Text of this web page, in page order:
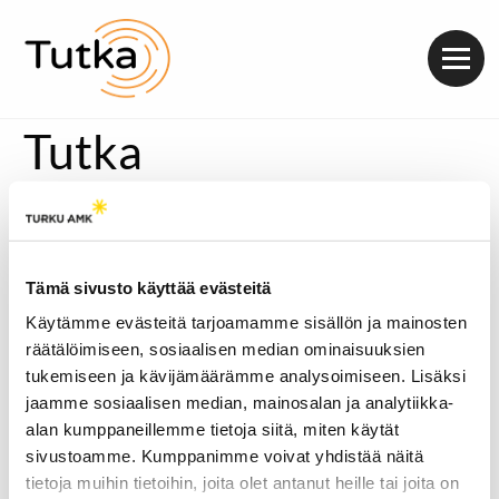
Tämä sivusto käyttää evästeitä
Käytämme evästeitä tarjoamamme sisällön ja mainosten
räätälöimiseen, sosiaalisen median ominaisuuksien
tukemiseen ja kävijämäärämme analysoimiseen. Lisäksi
jaamme sosiaalisen median, mainosalan ja analytiikka-
alan kumppaneillemme tietoja siitä, miten käytät
sivustoamme. Kumppanimme voivat yhdistää näitä
tietoja muihin tietoihin, joita olet antanut heille tai joita on
Tutka
Mediassa on pyöritelty jo jonkin aikaa Jehovien todistajien
oikeuskomiteoita, joissa syntiä tehneet Jehovan
vanhimmille. Jos syntiä tehnyt ei tunnusta tekojaan,
hänen paratiisipaikkansa on vaarassa. Radio Tutkassa
Atte Uusinokanvieraana perjantai-iltapäivässä oli vuosia
sitten erotettu jehovan todistajaMari(nimi muutettu),
joka kertoi hänen kokemuksistaan jehovan todistajana.
Millaista oli mennä tunnustamaan syntinsä kohua
herättäneiden oikeuskomiteoiden eteen?
Haastattelun ensimmäinen osa:
Äänitoistin
00:00 00:00